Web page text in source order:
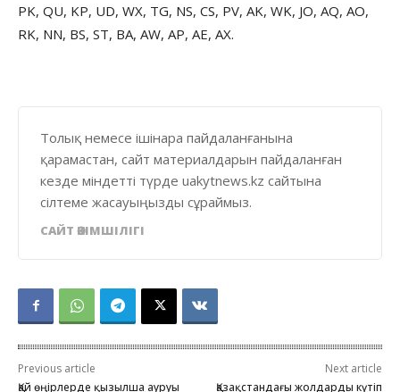
PK, QU, KP, UD, WX, TG, NS, CS, PV, AK, WK, JO, AQ, AO,
RK, NN, BS, ST, BA, AW, AP, AE, AX.
Толық немесе ішінара пайдаланғанына
қарамастан, сайт материалдарын пайдаланған
кезде міндетті түрде uakytnews.kz сайтына
сілтеме жасауыңызды сұраймыз.
САЙТ ӘКІМШІЛІГІ
Previous article
Қай өңірлерде қызылша ауруы
Next article
Қазақстандағы жолдарды күтіп